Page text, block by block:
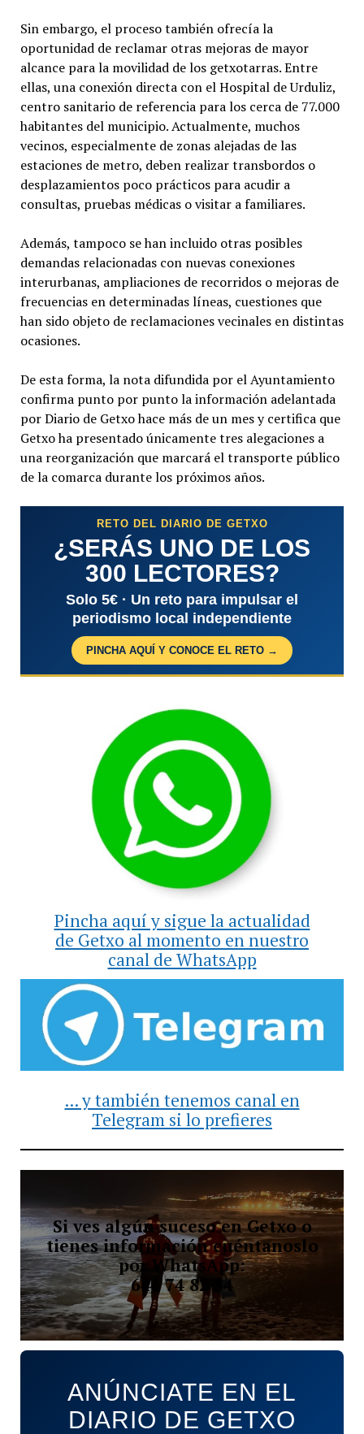
Sin embargo, el proceso también ofrecía la
oportunidad de reclamar otras mejoras de mayor
alcance para la movilidad de los getxotarras. Entre
ellas, una conexión directa con el Hospital de Urduliz,
centro sanitario de referencia para los cerca de 77.000
habitantes del municipio. Actualmente, muchos
vecinos, especialmente de zonas alejadas de las
estaciones de metro, deben realizar transbordos o
desplazamientos poco prácticos para acudir a
consultas, pruebas médicas o visitar a familiares.
Además, tampoco se han incluido otras posibles
demandas relacionadas con nuevas conexiones
interurbanas, ampliaciones de recorridos o mejoras de
frecuencias en determinadas líneas, cuestiones que
han sido objeto de reclamaciones vecinales en distintas
ocasiones.
De esta forma, la nota difundida por el Ayuntamiento
confirma punto por punto la información adelantada
por Diario de Getxo hace más de un mes y certifica que
Getxo ha presentado únicamente tres alegaciones a
una reorganización que marcará el transporte público
de la comarca durante los próximos años.
RETO DEL DIARIO DE GETXO
¿SERÁS UNO DE LOS
300 LECTORES?
Solo 5€ · Un reto para impulsar el
periodismo local independiente
PINCHA AQUÍ Y CONOCE EL RETO →
Pincha aquí y sigue la actualidad
de Getxo al momento en nuestro
canal de WhatsApp
... y también tenemos canal en
Telegram si lo prefieres
Si ves algún suceso en Getxo o
tienes información cuéntanoslo
por WhatsApp:
644 74 82 84
ANÚNCIATE EN EL
DIARIO DE GETXO